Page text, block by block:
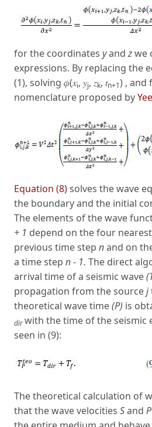
for the coordinates yandzwe
expressions. By replacing the
(1), solving 𝜙(𝑥i, 𝑦j, 𝑧k, 𝑡n+1) , and
nomenclature proposed by
Equation (8)solves the wave
the boundary and the initial
The elements of the wave
+ 1 depend on the four
previous time step nand on
a time step n - 1. The direct
arrival time of a seismic wave
propagation from the sourcej
theoretical wave time(P) is
dirwith the time of the seismic
seen in (9):
The theoretical calculation of
that the wave velocities Sand P